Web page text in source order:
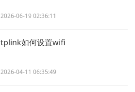
2026-06-19 02:36:11
tplink如何设置wifi
2026-04-11 06:35:49